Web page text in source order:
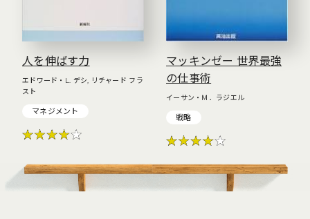
人を伸ばす力
エドワード・L. デシ, リチャード フラ
スト
マネジメント
マッキンゼー 世界最強
の仕事術
イーサン・Ｍ．ラジエル
戦略